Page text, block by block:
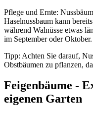
Pflege und Ernte:
Haselnussbaum kann
während Walnüsse etwas
im September oder Oktober.
Tipp: Achten Sie darauf,
Obstbäumen zu pflanzen,
Feigenbäume -
eigenen Garten